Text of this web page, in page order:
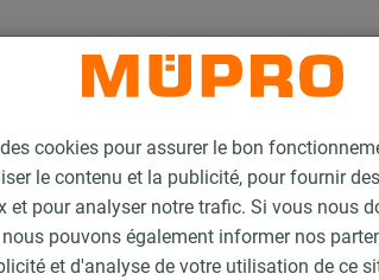
cookies pour assurer le bon
le contenu et la publicité, pour fournir
et pour analyser notre trafic. Si vous nous
pouvons également informer nos
et d'analyse de votre utilisation de ce